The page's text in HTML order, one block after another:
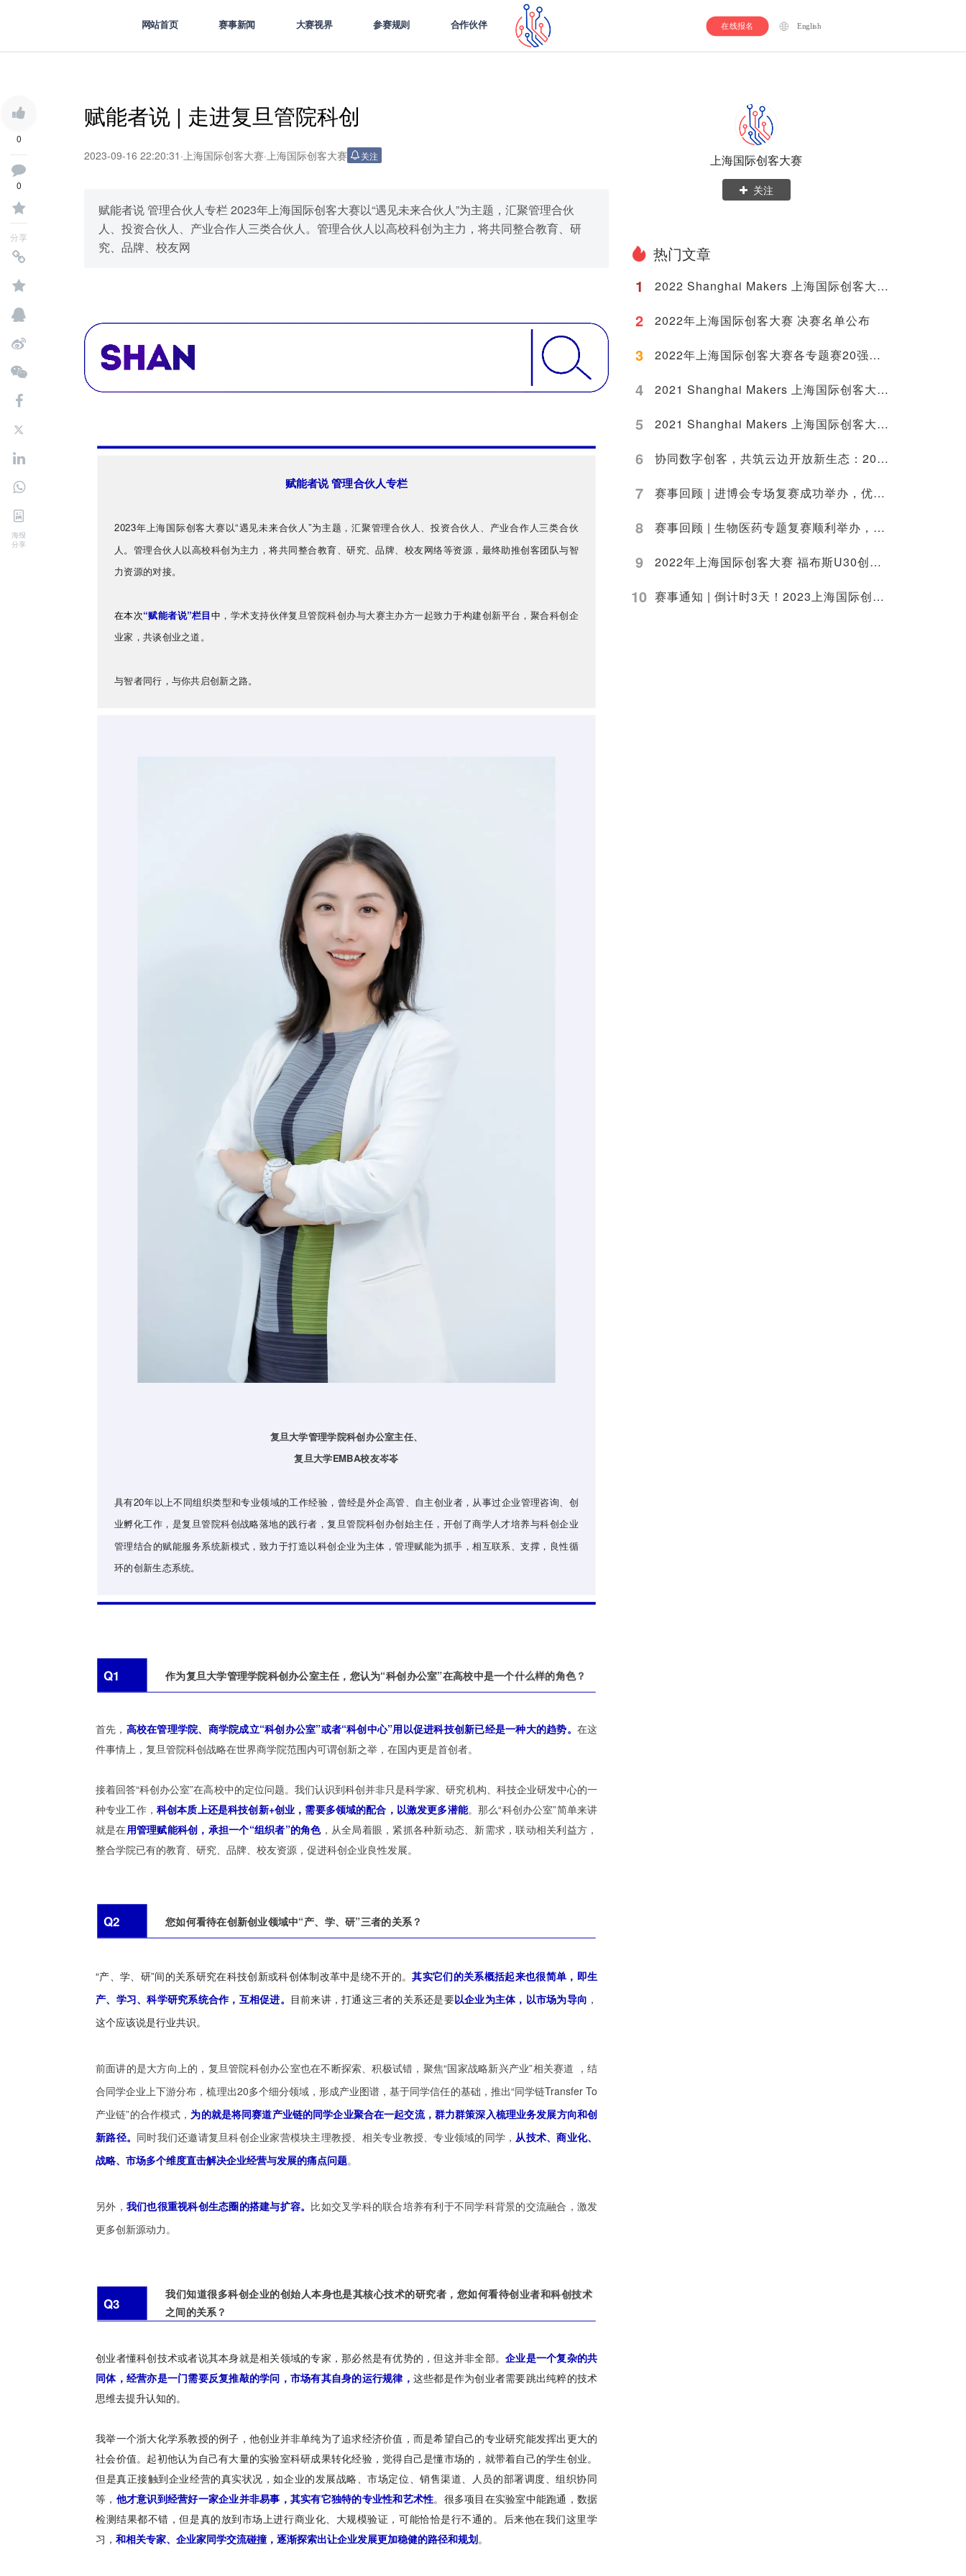
网站首页 赛事新闻 大赛视界 参赛规则 合作伙伴 在线报名 English
0
0
分享
海报
分享
赋能者说 | 走进复旦管院科创
2023-09-16 22:20:31 ·上海国际创客大赛·上海国际创客大赛 关注
赋能者说 管理合伙人专栏‍‍‍‍ 2023年上海国际创客大赛以“遇见未来合伙人”为主题，汇聚管理合伙
人、投资合伙人、产业合作人三类合伙人。管理合伙人以高校科创为主力，将共同整合教育、研
究、品牌、校友网
赋能者说 管理合伙人专栏
2023年上海国际创客大赛以“遇见未来合伙人”为主题，汇聚管理合伙人、投资合伙人、产业合作人三类合伙
人。管理合伙人以高校科创为主力，将共同整合教育、研究、品牌、校友网络等资源，最终助推创客团队与智
力资源的对接。
在本次“赋能者说”栏目中 ，学术支持伙伴复旦管院科创办与大赛主办方一起致力于构建创新平台，聚合科创企
业家，共谈创业之道。
与智者同行，与你共启创新之路。
复旦大学管理学院科创办公室主任、
复旦大学EMBA校友岑岺
具有20年以上不同组织类型和专业领域的工作经验，曾经是外企高管、自主创业者，从事过企业管理咨询、创
业孵化工作，是复旦管院科创战略落地的践行者，复旦管院科创办创始主任，开创了商学人才培养与科创企业
管理结合的赋能服务系统新模式，致力于打造以科创企业为主体，管理赋能为抓手，相互联系、支撑，良性循
环的创新生态系统。
Q1 作为复旦大学管理学院科创办公室主任，您认为“科创办公室”在高校中是一个什么样的角色？
首先， 高校在管理学院、商学院成立“科创办公室”或者“科创中心”用以促进科技创新已经是一种大的趋势。 在这
件事情上，复旦管院科创战略在世界商学院范围内可谓创新之举，在国内更是首创者。
接着回答“科创办公室”在高校中的定位问题。我们认识到科创并非只是科学家、研究机构、科技企业研发中心的一
种专业工作， 科创本质上还是科技创新+创业，需要多领域的配合，以激发更多潜能。那么“科创办公室”简单来讲
就是在用管理赋能科创，承担一个“组织者”的角色，从全局着眼，紧抓各种新动态、新需求，联动相关利益方，
整合学院已有的教育、研究、品牌、校友资源，促进科创企业良性发展。
Q2 您如何看待在创新创业领域中“产、学、研”三者的关系？
“产、学、研”间的关系研究在科技创新或科创体制改革中是绕不开的。其实它们的关系概括起来也很简单，即生
产、学习、科学研究系统合作，互相促进。 目前来讲，打通这三者的关系还是要以企业为主体，以市场为导向 ，
这个应该说是行业共识。
前面讲的是大方向上的，复旦管院科创办公室也在不断探索、积极试错，聚焦“国家战略新兴产业”相关赛道 ，结
合同学企业上下游分布，梳理出20多个细分领域，形成产业图谱，基于同学信任的基础，推出“同学链Transfer To
产业链”的合作模式， 为的就是将同赛道产业链的同学企业聚合在一起交流，群力群策深入梳理业务发展方向和创
新路径。 同时我们还邀请复旦科创企业家营模块主理教授、相关专业教授、专业领域的同学， 从技术、商业化、
战略、市场多个维度直击解决企业经营与发展的痛点问题。
另外， 我们也很重视科创生态圈的搭建与扩容。 比如交叉学科的联合培养有利于不同学科背景的交流融合 ，激发
更多创新源动力。
Q3
我们知道很多科创企业的创始人本身也是其核心技术的研究者，您如何看待创业者和科创技术
之间的关系？
创业者懂科创技术或者说其本身就是相关领域的专家，那必然是有优势的，但这并非全部。 企业是一个复杂的共
同体，经营亦是一门需要反复推敲的学问 ，市场有其自身的运行规律， 这些都是作为创业者需要跳出纯粹的技术
思维去提升认知的。
我举一个浙大化学系教授的例子，他创业并非单纯为了追求经济价值，而是希望自己的专业研究能发挥出更大的
社会价值。起初他认为自己有大量的实验室科研成果转化经验，觉得自己是懂市场的，就带着自己的学生创业。
但是真正接触到企业经营的真实状况，如企业的发展战略、市场定位、销售渠道、人员的部署调度、组织协同
等， 他才意识到经营好一家企业并非易事，其实有它独特的专业性和艺术性。很多项目在实验室中能跑通，数据
检测结果都不错，但是真的放到市场上进行商业化、大规模验证，可能恰恰是行不通的。后来他在我们这里学
习， 和相关专家、企业家同学交流碰撞，逐渐探索出让企业发展更加稳健的路径和规划。
上海国际创客大赛
关注
热门文章
1
2022 Shanghai Makers 上海国际创客大赛 顺利闭幕！
2 2022年上海国际创客大赛 决赛名单公布
3 2022年上海国际创客大赛各专题赛20强公布！
4 2021 Shanghai Makers 上海国际创客大赛Demo Day展出中！
5 2021 Shanghai Makers 上海国际创客大赛 顺利闭幕！
6 协同数字创客，共筑云边开放新生态：2021上海国际创客大赛EdgeX中国挑战赛现场开发路演成功举办
7 赛事回顾 | 进博会专场复赛成功举办，优秀项目路演将亮相进博会
8 赛事回顾 | 生物医药专题复赛顺利举办，助力上海打造“热带雨林”般生物医药产业生态
9 2022年上海国际创客大赛 福布斯U30创业说 赛前培训活动成功举办
10 赛事通知 | 倒计时3天！2023上海国际创客大赛绿色低碳专题复赛即将启动